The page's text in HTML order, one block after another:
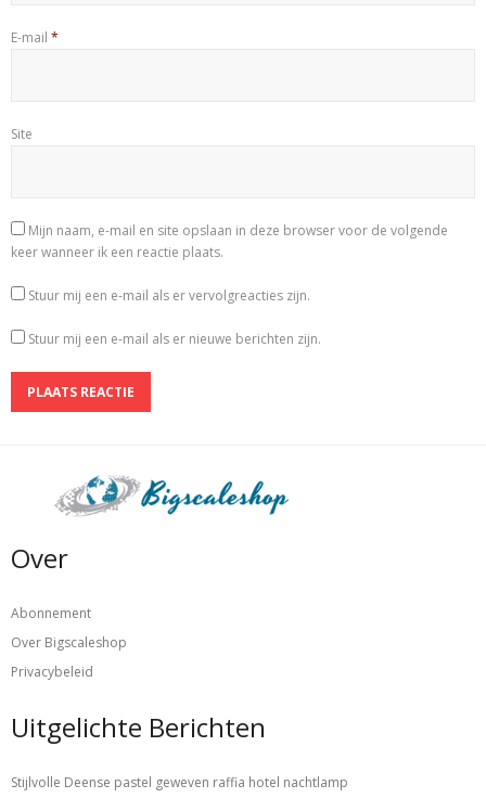
E-mail *
Site
Mijn naam, e-mail en site opslaan in deze browser voor de volgende
keer wanneer ik een reactie plaats.
Stuur mij een e-mail als er vervolgreacties zijn.
Stuur mij een e-mail als er nieuwe berichten zijn.
Over
Abonnement
Over Bigscaleshop
Privacybeleid
Uitgelichte Berichten
Stijlvolle Deense pastel geweven raffia hotel nachtlamp